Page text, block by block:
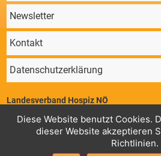
Newsletter
Kontakt
Datenschutzerklärung
Landesverband Hospiz NÖ
Mail:office@hospiz-noe.at
Konto Landesverband Hospiz NÖ,
AT78 3225 0000 0070 7760 BIC:
Diese Website benutzt Cookies.
dieser Website akzeptieren
Richtlinien.